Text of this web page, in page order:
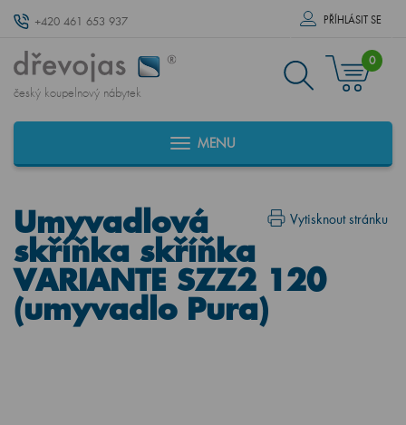
+420 461 653 937 PŘÍHLÁSIT SE
český koupelnový nábytek
0
MENU
Vytisknout stránku
Umyvadlová
skříňka skříňka
VARIANTE SZZ2 120
(umyvadlo Pura)